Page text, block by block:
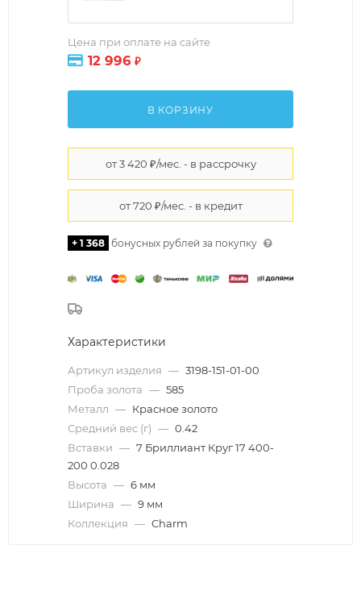
Цена при оплате на сайте
12 996 ₽
В КОРЗИНУ
+ 1 368 бонусных рублей за покупку
Характеристики
Артикул изделия — 3198-151-01-00
Проба золота — 585
Металл — Красное золото
Средний вес (г) — 0.42
Вставки — 7 Бриллиант Круг 17 400-
200 0.028
Высота — 6 мм
Ширина — 9 мм
Коллекция — Charm